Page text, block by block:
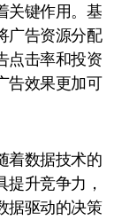
关键作用。基
广告资源分配
点击率和投资
告效果更加可
着数据技术的
升竞争力，
据驱动的决策